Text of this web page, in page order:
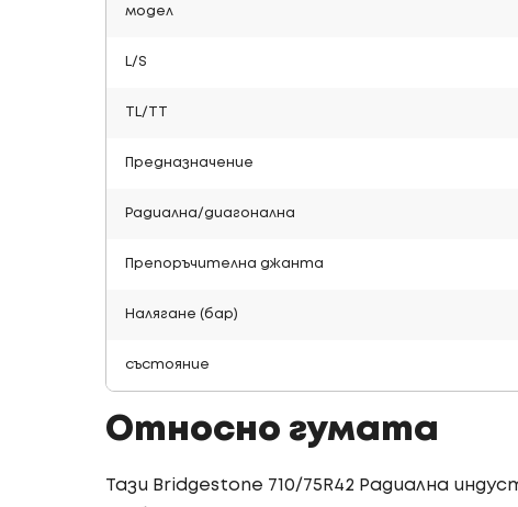
модел
L/S
TL/TT
Предназначение
Радиална/диагонална
Препоръчителна джанта
Налягане (бар)
състояние
Относно гумата
Тази Bridgestone 710/75R42 Радиална